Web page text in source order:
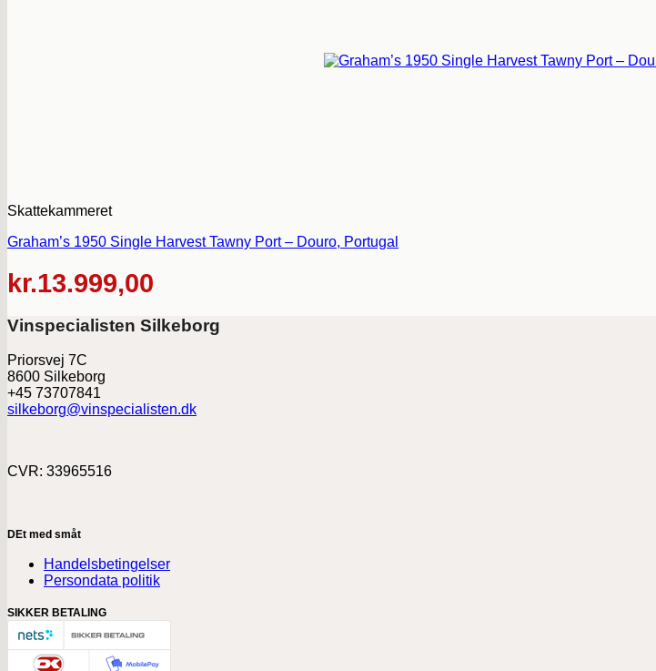
Skattekammeret
Graham’s 1950 Single Harvest Tawny Port – Douro, Portugal
kr.13.999,00
Vinspecialisten Silkeborg
Priorsvej 7C
8600 Silkeborg
+45 73707841
silkeborg@vinspecialisten.dk
CVR: 33965516
DEt med småt
Handelsbetingelser
Persondata politik
SIKKER BETALING